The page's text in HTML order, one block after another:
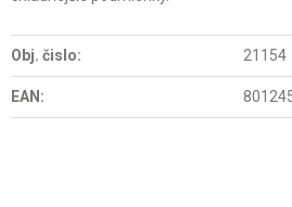
Obj. čislo: 21154
EAN: